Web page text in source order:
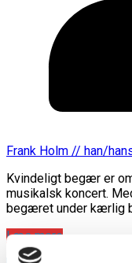
Frank Holm // han/
Kvindeligt begær er
musikalsk koncert.
begæret under kærlig
Læs mere